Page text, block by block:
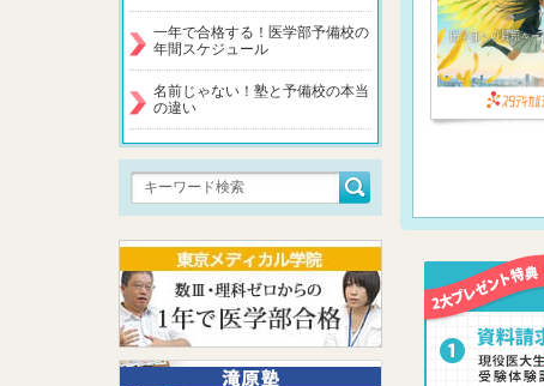
一年で合格する！医学部予備校の
年間スケジュール
名前じゃない！塾と予備校の本当
の違い